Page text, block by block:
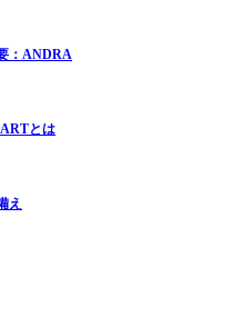
：ANDRA
とは
え